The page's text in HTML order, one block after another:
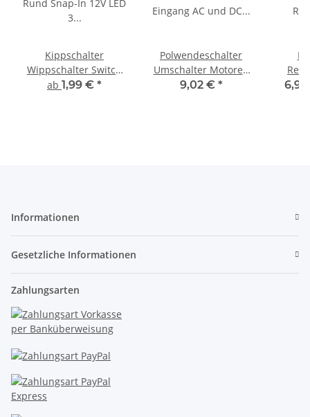
Kippschalter
Wippschalter Switch
Rund Snap-In 12V LED
ab 1,99 € *
Polwendeschalter
Umschalter Motoren
Eingang AC und DC
9,02 € *
Informationen
Gesetzliche Informationen
Zahlungsarten